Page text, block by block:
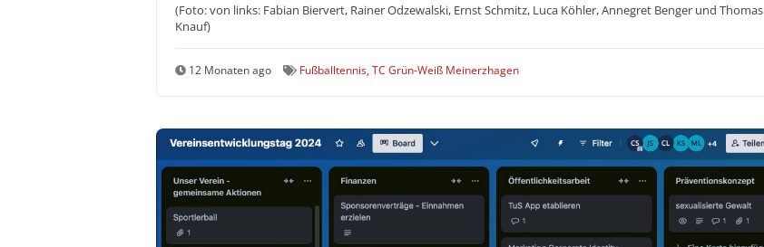
(Foto: von links: Fabian Biervert, Rainer Odzewalski, Ernst Schmitz, Luca Köhler, Annegret Benger und Thomas
Knauf)
12 Monaten ago Fußballtennis TC Grün-Weiß Meinerzhagen